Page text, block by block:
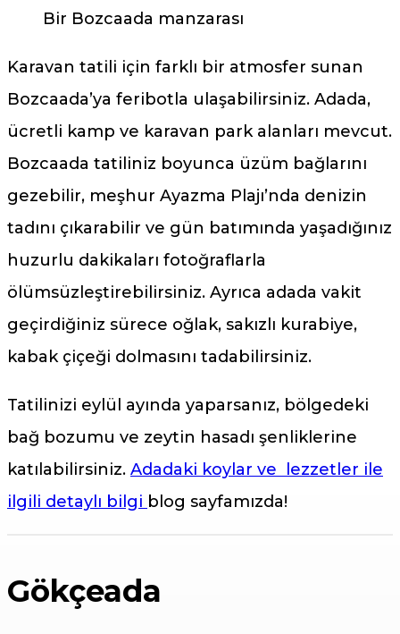
Bir Bozcaada manzarası
Karavan tatili için farklı bir atmosfer sunan
Bozcaada’ya feribotla ulaşabilirsiniz. Adada,
ücretli kamp ve karavan park alanları mevcut.
Bozcaada tatiliniz boyunca üzüm bağlarını
gezebilir, meşhur Ayazma Plajı’nda denizin
tadını çıkarabilir ve gün batımında yaşadığınız
huzurlu dakikaları fotoğraflarla
ölümsüzleştirebilirsiniz. Ayrıca adada vakit
geçirdiğiniz sürece oğlak, sakızlı kurabiye,
kabak çiçeği dolmasını tadabilirsiniz.
Tatilinizi eylül ayında yaparsanız, bölgedeki
bağ bozumu ve zeytin hasadı şenliklerine
katılabilirsiniz. Adadaki koylar ve lezzetler ile
ilgili detaylı bilgi blog sayfamızda!
Gökçeada